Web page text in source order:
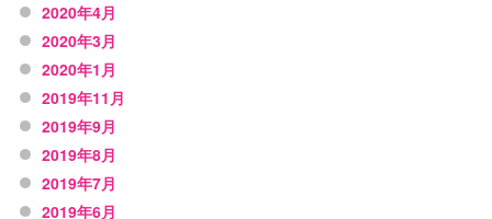
2020年4月
2020年3月
2020年1月
2019年11月
2019年9月
2019年8月
2019年7月
2019年6月